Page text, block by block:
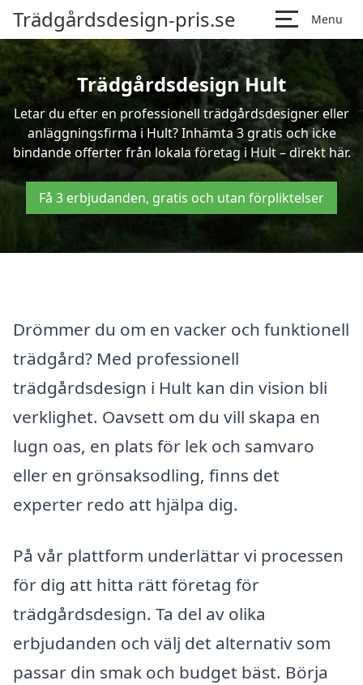
Trädgårdsdesign-pris.se Menu
Trädgårdsdesign Hult
Letar du efter en professionell trädgårdsdesigner eller
anläggningsfirma i Hult? Inhämta 3 gratis och icke
bindande offerter från lokala företag i Hult – direkt här.
Få 3 erbjudanden, gratis och utan förpliktelser
Drömmer du om en vacker och funktionell
trädgård? Med professionell
trädgårdsdesign i Hult kan din vision bli
verklighet. Oavsett om du vill skapa en
lugn oas, en plats för lek och samvaro
eller en grönsaksodling, finns det
experter redo att hjälpa dig.
På vår plattform underlättar vi processen
för dig att hitta rätt företag för
trädgårdsdesign. Ta del av olika
erbjudanden och välj det alternativ som
passar din smak och budget bäst. Börja